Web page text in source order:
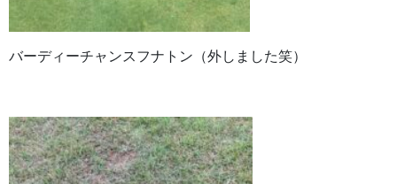
バーディーチャンスフナトン（外しました笑）